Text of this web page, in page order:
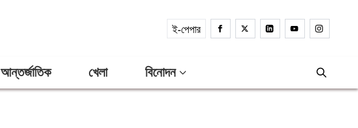
ই-পেপার
আন্তর্জাতিক খেলা বিনোদন